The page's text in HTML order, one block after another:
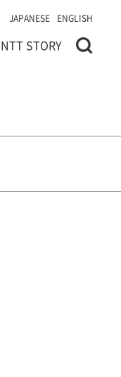
JAPANESE ENGLISH
NTT STORY